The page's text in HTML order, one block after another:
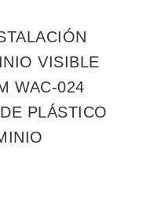
VISIBLE
WAC-024
PLÁSTICO